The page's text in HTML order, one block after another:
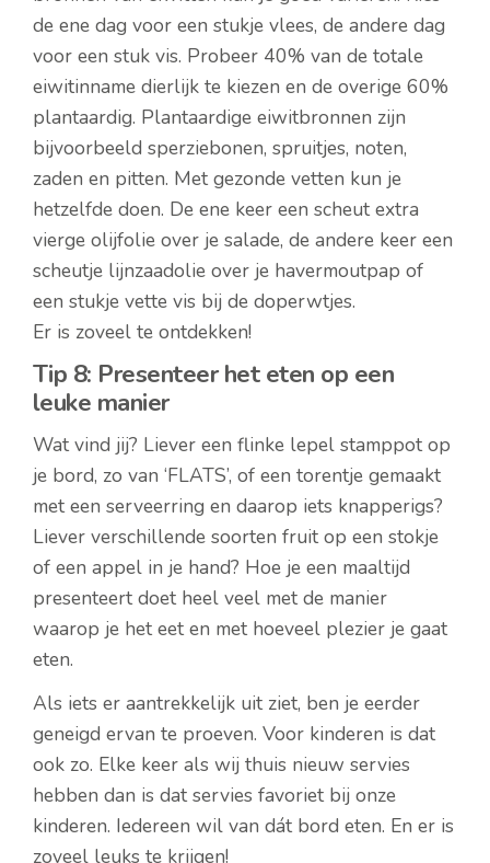
de ene dag voor een stukje vlees, de andere dag
voor een stuk vis. Probeer 40% van de totale
eiwitinname dierlijk te kiezen en de overige 60%
plantaardig. Plantaardige eiwitbronnen zijn
bijvoorbeeld sperziebonen, spruitjes, noten,
zaden en pitten. Met gezonde vetten kun je
hetzelfde doen. De ene keer een scheut extra
vierge olijfolie over je salade, de andere keer een
scheutje lijnzaadolie over je havermoutpap of
een stukje vette vis bij de doperwtjes.
Er is zoveel te ontdekken!
Tip 8: Presenteer het eten op een
leuke manier
Wat vind jij? Liever een flinke lepel stamppot op
je bord, zo van ‘FLATS’, of een torentje gemaakt
met een serveerring en daarop iets knapperigs?
Liever verschillende soorten fruit op een stokje
of een appel in je hand? Hoe je een maaltijd
presenteert doet heel veel met de manier
waarop je het eet en met hoeveel plezier je gaat
eten.
Als iets er aantrekkelijk uit ziet, ben je eerder
geneigd ervan te proeven. Voor kinderen is dat
ook zo. Elke keer als wij thuis nieuw servies
hebben dan is dat servies favoriet bij onze
kinderen. Iedereen wil van dát bord eten. En er is
zoveel leuks te krijgen!